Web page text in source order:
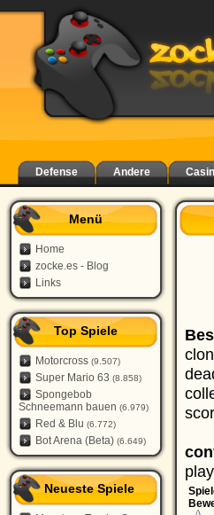
Defense Andere
Menü
Home
zocke.es - Blog
Links
Top Spiele
Motorcross (9.507)
Super Mario 63 (8.858)
Spongebob
Schneemann bauen (6.979)
Red & Blu (6.772)
Bot Arena (Beta) (6.649)
Neueste Spiele